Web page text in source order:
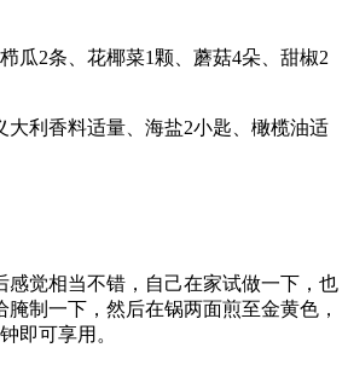
瓜2条、花椰菜1颗、蘑菇4朵、甜椒2
大利香料适量、海盐2小匙、橄榄油适
感觉相当不错，自己在家试做一下，也
制一下，然后在锅两面煎至金黄色，
即可享用。